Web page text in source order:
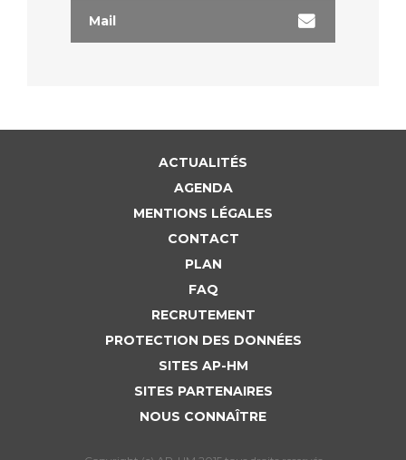
Mail
ACTUALITÉS
AGENDA
MENTIONS LÉGALES
CONTACT
PLAN
FAQ
RECRUTEMENT
PROTECTION DES DONNÉES
SITES AP-HM
SITES PARTENAIRES
NOUS CONNAÎTRE